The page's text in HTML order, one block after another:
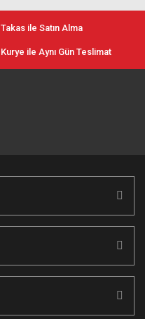
Takas ile Satın Alma
Kurye ile Aynı Gün Teslimat